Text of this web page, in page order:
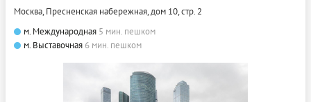
Москва, Пресненская набережная, дом 10, стр. 2
м. Международная 5 мин. пешком
м. Выставочная 6 мин. пешком